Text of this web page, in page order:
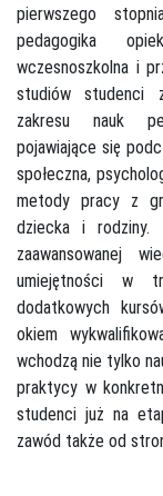
pierwszego
pedagogika
wczesnoszkolna i
studiów studenci
zakresu nauk
pojawiające się
społeczna,
metody pracy z
dziecka i rodziny.
zaawansowanej
umiejętności w
dodatkowych
okiem
wchodzą nie tylko
praktycy w
studenci już na
zawód także od